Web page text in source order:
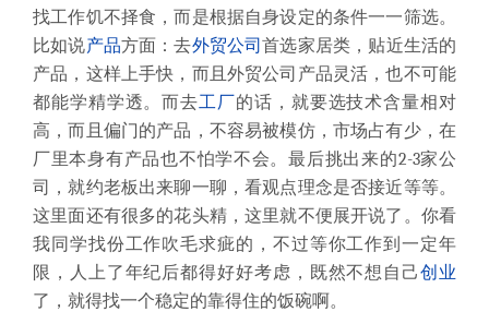
找工作饥不择食，而是根据自身设定的条件一一筛选。
比如说产品方面：去外贸公司首选家居类，贴近生活的
产品，这样上手快，而且外贸公司产品灵活，也不可能
都能学精学透。而去工厂的话，就要选技术含量相对
高，而且偏门的产品，不容易被模仿，市场占有少，在
厂里本身有产品也不怕学不会。最后挑出来的2-3家公
司，就约老板出来聊一聊，看观点理念是否接近等等。
这里面还有很多的花头精，这里就不便展开说了。你看
我同学找份工作吹毛求疵的，不过等你工作到一定年
限，人上了年纪后都得好好考虑，既然不想自己创业
了，就得找一个稳定的靠得住的饭碗啊。